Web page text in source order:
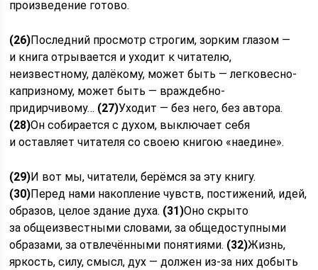
произведение готово.
(26)Последний просмотр строгим, зорким глазом —
и книга отрывается и уходит к читателю,
неизвестному, далёкому, может быть — легковесно-
капризному, может быть — враждебно-
придирчивому… (27)Уходит — без него, без автора.
(28)Он собирается с духом, выключает себя
и оставляет читателя со своею книгою «наедине».
(29)И вот мы, читатели, берёмся за эту книгу.
(30)Перед нами накопление чувств, постижений, идей,
образов, целое здание духа. (31)Оно скрыто
за общеизвестными словами, за общедоступными
образами, за отвлечёнными понятиями. (32)Жизнь,
яркость, силу, смысл, дух — должен из-за них добыть